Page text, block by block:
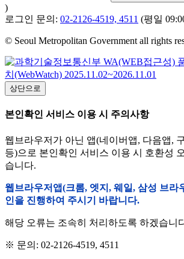
)
로그인 문의: 02-2126-4519, 4511 (평일
© Seoul Metropolitan Government all rights
상단으로
본인확인 서비스 이용 시 주의사항
웹브라우저가 아닌 앱(네이버앱, 다음앱,
등)으로 본인확인 서비스 이용 시 호환성
습니다.
웹브라우저앱(크롬, 엣지, 웨일, 삼성 브라
인을 진행하여 주시기 바랍니다.
해당 오류는 조속히 처리하도록 하겠습니
※ 문의: 02-2126-4519, 4511